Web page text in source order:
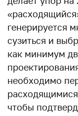
генерируется
сузиться и
как минимум
необходимо
чтобы